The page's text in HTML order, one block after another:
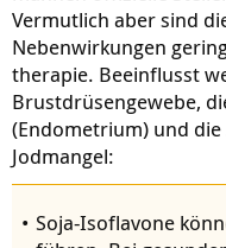
Vermutlich aber sind
Nebenwirkungen
therapie. Beeinflusst
Brustdrüsengewebe,
(Endometrium) und
Jodmangel:
Soja-Isoflavone